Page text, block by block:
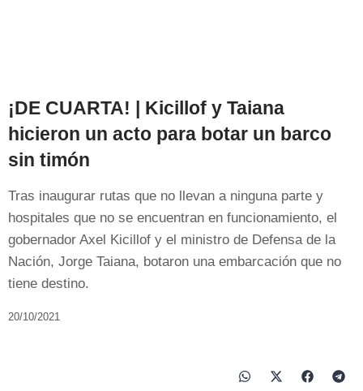
¡DE CUARTA! | Kicillof y Taiana
hicieron un acto para botar un barco
sin timón
Tras inaugurar rutas que no llevan a ninguna parte y
hospitales que no se encuentran en funcionamiento, el
gobernador Axel Kicillof y el ministro de Defensa de la
Nación, Jorge Taiana, botaron una embarcación que no
tiene destino.
20/10/2021